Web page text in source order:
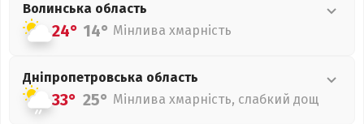
Волинська область
24° 14° Мінлива хмарність
Дніпропетровська область
33° 25° Мінлива хмарність, слабкий дощ